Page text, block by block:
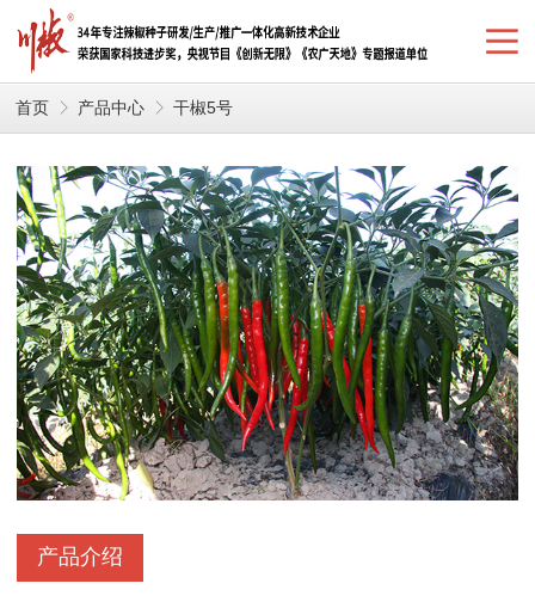
首页 产品中心 干椒5号
产品介绍